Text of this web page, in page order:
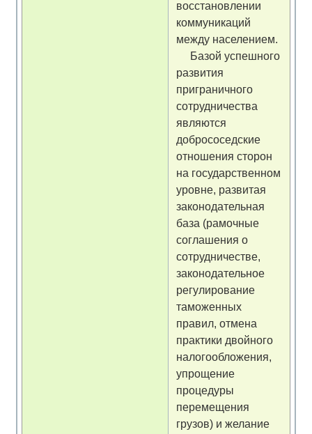
восстановлении
коммуникаций
между населением.
Базой успешного
развития
приграничного
сотрудничества
являются
добрососедские
отношения сторон
на государственном
уровне, развитая
законодательная
база (рамочные
соглашения о
сотрудничестве,
законодательное
регулирование
таможенных
правил, отмена
практики двойного
налогообложения,
упрощение
процедуры
перемещения
грузов) и желание